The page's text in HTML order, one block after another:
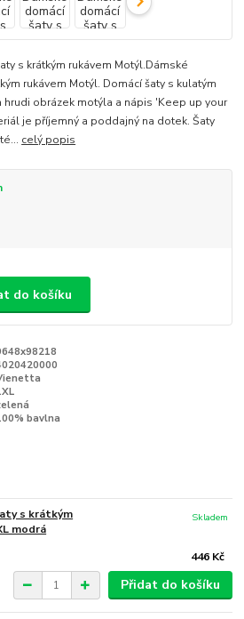
s krátkým rukávem Motýl.Dámské
rukávem Motýl. Domácí šaty s kulatým
hrudi obrázek motýla a nápis 'Keep up your
je příjemný a poddajný na dotek. Šaty
celý popis
do košíku
bavlna
s krátkým
modrá
446 Kč
Skladem
Přidat do košíku